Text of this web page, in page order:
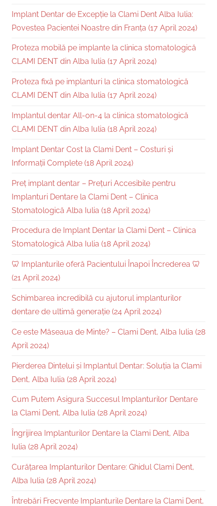
Implant Dentar de Excepție la Clami Dent Alba Iulia:
Povestea Pacientei Noastre din Franța (17 April 2024)
Proteza mobilă pe implante la clinica stomatologică
CLAMI DENT din Alba Iulia (17 April 2024)
Proteza fixă pe implanturi la clinica stomatologică
CLAMI DENT din Alba Iulia (17 April 2024)
Implantul dentar All-on-4 la clinica stomatologică
CLAMI DENT din Alba Iulia (18 April 2024)
Implant Dentar Cost la Clami Dent – Costuri și
Informații Complete (18 April 2024)
Preț implant dentar – Prețuri Accesibile pentru
Implanturi Dentare la Clami Dent – Clinica
Stomatologică Alba Iulia (18 April 2024)
Procedura de Implant Dentar la Clami Dent – Clinica
Stomatologică Alba Iulia (18 April 2024)
🦷 Implanturile oferă Pacientului Înapoi Încrederea 🦷
(21 April 2024)
Schimbarea incredibilă cu ajutorul implanturilor
dentare de ultimă generație (24 April 2024)
Ce este Măseaua de Minte? – Clami Dent, Alba Iulia (28
April 2024)
Pierderea Dintelui și Implantul Dentar: Soluția la Clami
Dent, Alba Iulia (28 April 2024)
Cum Putem Asigura Succesul Implanturilor Dentare
la Clami Dent, Alba Iulia (28 April 2024)
Îngrijirea Implanturilor Dentare la Clami Dent, Alba
Iulia (28 April 2024)
Curățarea Implanturilor Dentare: Ghidul Clami Dent,
Alba Iulia (28 April 2024)
Întrebări Frecvente Implanturile Dentare la Clami Dent,